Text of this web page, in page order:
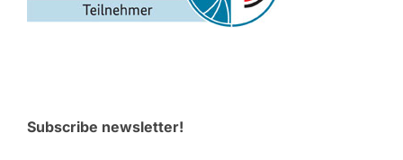
Subscribe newsletter!